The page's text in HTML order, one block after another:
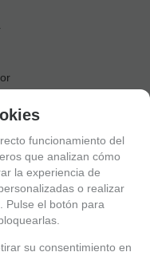
funcionamiento del
que analizan cómo
la experiencia de
o realizar
Pulse el botón para
su consentimiento en